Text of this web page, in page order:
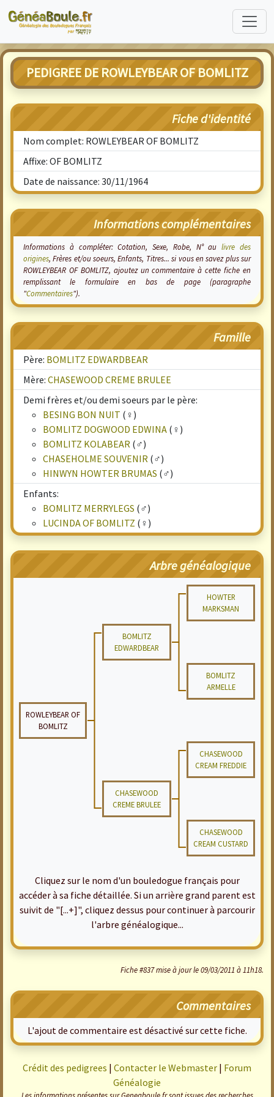
PEDIGREE DE ROWLEYBEAR OF BOMLITZ
Fiche d'identité
Nom complet: ROWLEYBEAR OF BOMLITZ
Affixe: OF BOMLITZ
Date de naissance: 30/11/1964
Informations complémentaires
Informations à compléter: Cotation, Sexe, Robe, N° aulivre des
origines, Frères et/ou soeurs, Enfants, Titres... si vous en savez plus sur
ROWLEYBEAR OF BOMLITZ, ajoutez un commentaire à cette fiche en
remplissant le formulaire en bas de page (paragraphe
"Commentaires").
Famille
Père: BOMLITZ EDWARDBEAR
Mère: CHASEWOOD CREME BRULEE
Demi frères et/ou demi soeurs par le père:
BESING BON NUIT (♀)
BOMLITZ DOGWOOD EDWINA (♀)
BOMLITZ KOLABEAR (♂)
CHASEHOLME SOUVENIR (♂)
HINWYN HOWTER BRUMAS (♂)
Enfants:
BOMLITZ MERRYLEGS (♂)
LUCINDA OF BOMLITZ (♀)
Arbre généalogique
HOWTER
MARKSMAN
BOMLITZ
EDWARDBEAR
BOMLITZ
ARMELLE
ROWLEYBEAR OF
BOMLITZ
CHASEWOOD
CREAM FREDDIE
CHASEWOOD
CREME BRULEE
CHASEWOOD
CREAM CUSTARD
Cliquez sur le nom d'un bouledogue français pour
accéder à sa fiche détaillée. Si un arrière grand parent est
suivit de "[...+]", cliquez dessus pour continuer à parcourir
l'arbre généalogique...
Fiche #837 mise à jour le 09/03/2011 à 11h18.
Commentaires
L'ajout de commentaire est désactivé sur cette fiche.
Crédit des pedigrees | Contacter le Webmaster | Forum
Généalogie